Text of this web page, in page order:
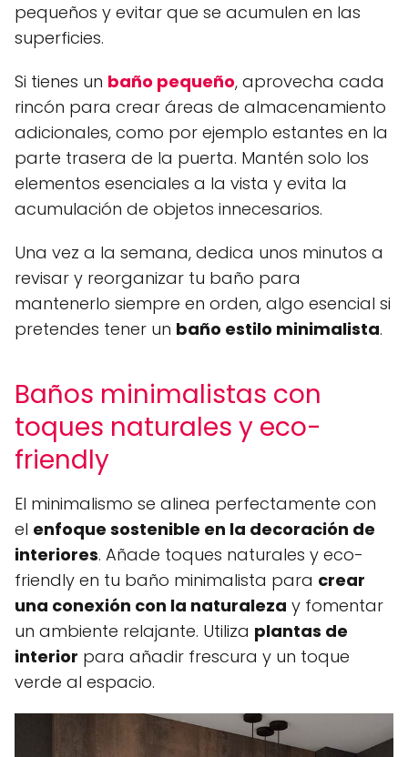
pequeños y evitar que se acumulen en las
superficies.
Si tienes un baño pequeño, aprovecha cada
rincón para crear áreas de almacenamiento
adicionales, como por ejemplo estantes en la
parte trasera de la puerta. Mantén solo los
elementos esenciales a la vista y evita la
acumulación de objetos innecesarios.
Una vez a la semana, dedica unos minutos a
revisar y reorganizar tu baño para
mantenerlo siempre en orden, algo esencial si
pretendes tener un baño estilo minimalista.
Baños minimalistas con
toques naturales y eco-
friendly
El minimalismo se alinea perfectamente con
el enfoque sostenible en la decoración de
interiores. Añade toques naturales y eco-
friendly en tu baño minimalista para crear
una conexión con la naturaleza y fomentar
un ambiente relajante. Utiliza plantas de
interior para añadir frescura y un toque
verde al espacio.